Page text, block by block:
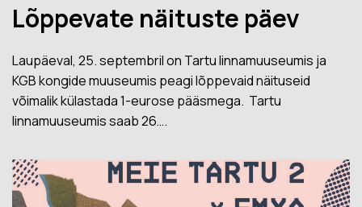
Lõppevate näituste päev
Laupäeval, 25. septembril on Tartu linnamuuseumis ja
KGB kongide muuseumis peagi lõppevaid näituseid
võimalik külastada 1-eurose pääsmega. Tartu
linnamuuseumis saab 26….